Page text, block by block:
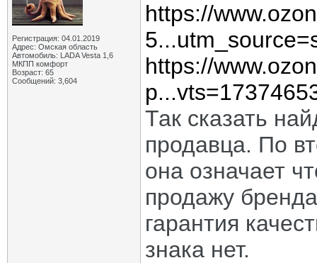
Регистрация: 04.01.2019
Адрес: Омская область
Автомобиль: LADA Vesta 1,6
МКПП комфорт
Возраст: 65
Сообщений: 3,604
https://
https://
Так сказать
продавца. По
она означает
продажу
гарантия
знака нет.